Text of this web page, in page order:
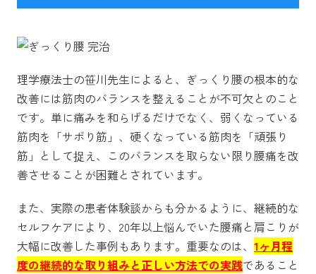
理学療法士の笹川先生によると、ぎっくり腰の根本的な
改善には筋肉のバランスを整えることが不可欠とのこと
です。単に痛みを和らげるだけでなく、弱くなっている
筋肉を「サボり筋」、硬くなっている筋肉を「頑張り
筋」として捉え、このバランスを取らない限り腰痛を改
善させることが困難とされています。
また、実際の患者体験談からも分かるように、継続的な
セルフケアにより、20年以上悩んでいた腰痛と肩こりが
大幅に改善した事例もあります。重要なのは、 1ヶ月程
度の継続的な取り組みと正しい方法での実践であること